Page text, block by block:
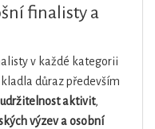
finalisty a
v každé kategorii
důraz především
aktivit,
výzev aosobní